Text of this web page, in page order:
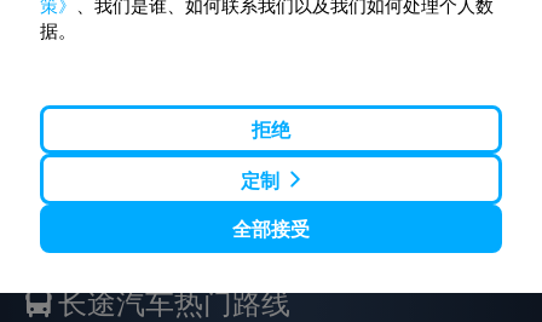
订阅
长途汽车热门路线
据。
拒绝
定制
全部接受